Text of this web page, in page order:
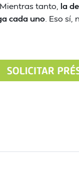
tanto, la
cada uno . Eso